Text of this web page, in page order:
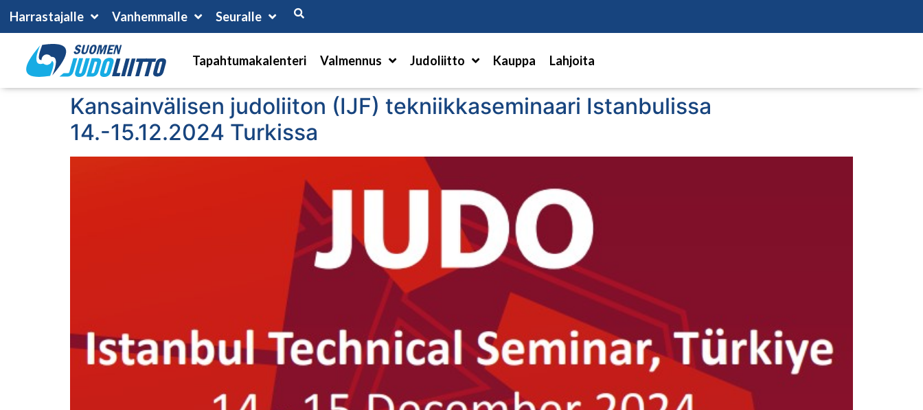
Harrastajalle Vanhemmalle Seuralle
Tapahtumakalenteri Valmennus Judoliitto Kauppa Lahjoita
Kansainvälisen judoliiton (IJF) tekniikkaseminaari Istanbulissa
14.-15.12.2024 Turkissa